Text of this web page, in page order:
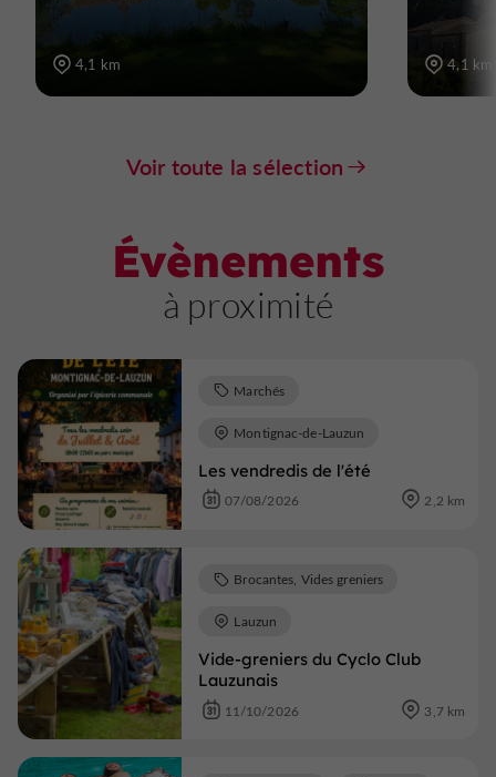
4,1 km 4,1 km
Voir toute la sélection
Évènements
à proximité
Les vendredis de l'été
Marchés
Montignac-de-Lauzun
07/08/2026 2,2 km
Vide-greniers du Cyclo Club
Lauzunais
Brocantes, Vides greniers
Lauzun
11/10/2026 3,7 km